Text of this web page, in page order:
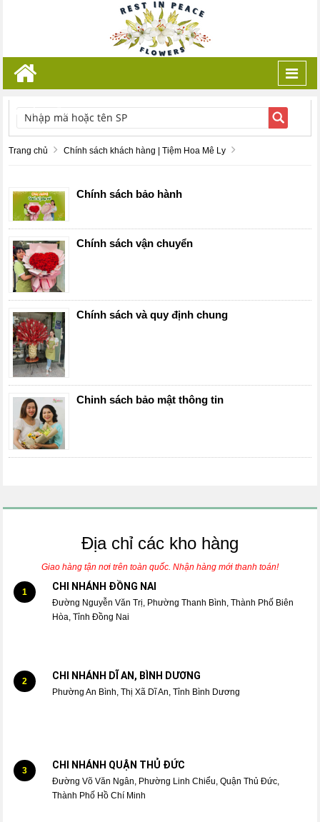
TÌM KIẾM
Trang chủ Chính sách khách hàng | Tiệm Hoa Mê Ly
Chính sách bảo hành
Chính sách vận chuyển
Chính sách và quy định chung
Chinh sách bảo mật thông tin
Địa chỉ các kho hàng
Giao hàng tận nơi trên toàn quốc. Nhận hàng mới thanh toán!
1 CHI NHÁNH ĐỒNG NAI
Đường Nguyễn Văn Trị, Phường Thanh Bình, Thành Phố Biên
Hòa, Tỉnh Đồng Nai
2 CHI NHÁNH DĨ AN, BÌNH DƯƠNG
Phường An Bình, Thị Xã Dĩ An, Tỉnh Bình Dương
3 CHI NHÁNH QUẬN THỦ ĐỨC
Đường Võ Văn Ngân, Phường Linh Chiểu, Quận Thủ Đức,
Thành Phố Hồ Chí Minh